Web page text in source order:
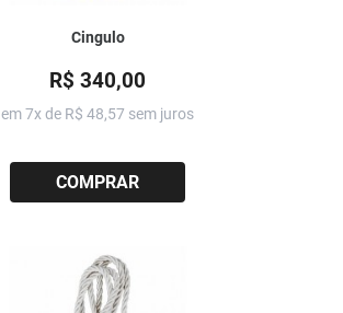
Cingulo
R$ 340,00
em 7x de R$ 48,57 sem juros